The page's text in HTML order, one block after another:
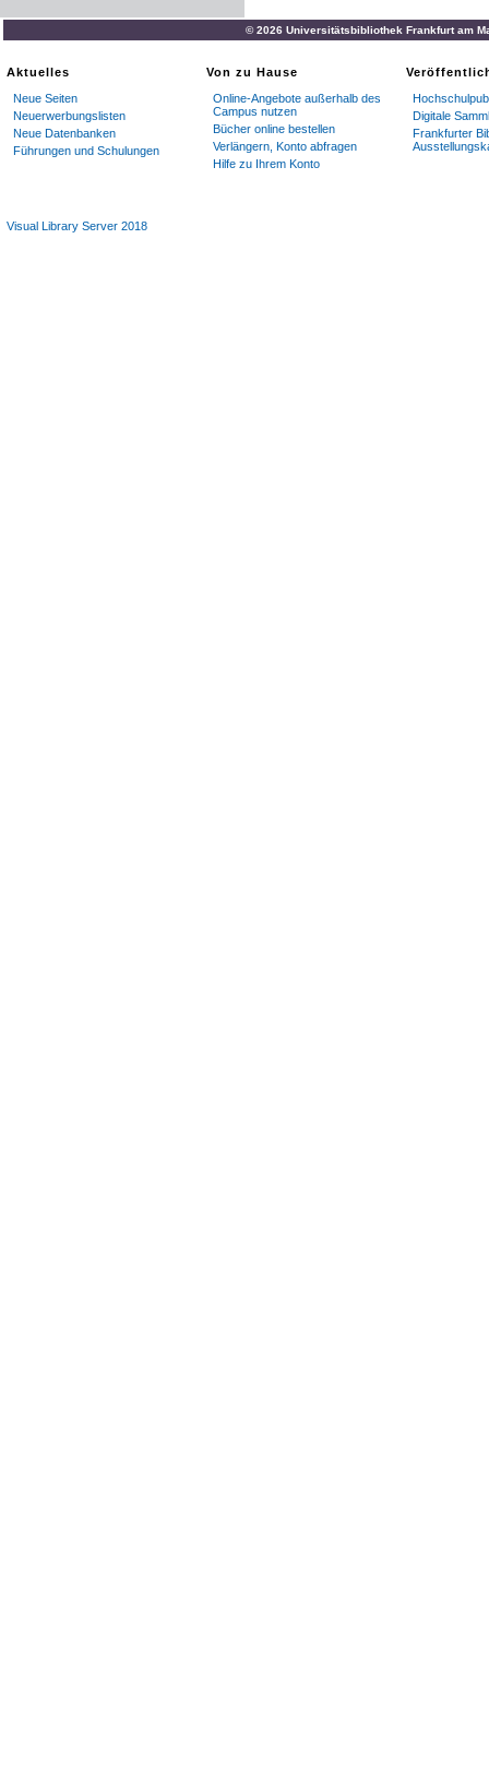
© 2026 Universitätsbibliothek Frankfurt am
Aktuelles
Neue Seiten
Neuerwerbungslisten
Neue Datenbanken
Führungen und Schulungen
Von zu Hause
Online-Angebote außerhalb des
Campus nutzen
Bücher online bestellen
Verlängern, Konto abfragen
Hilfe zu Ihrem Konto
Digitale
Frankfurter
Visual Library Server 2018